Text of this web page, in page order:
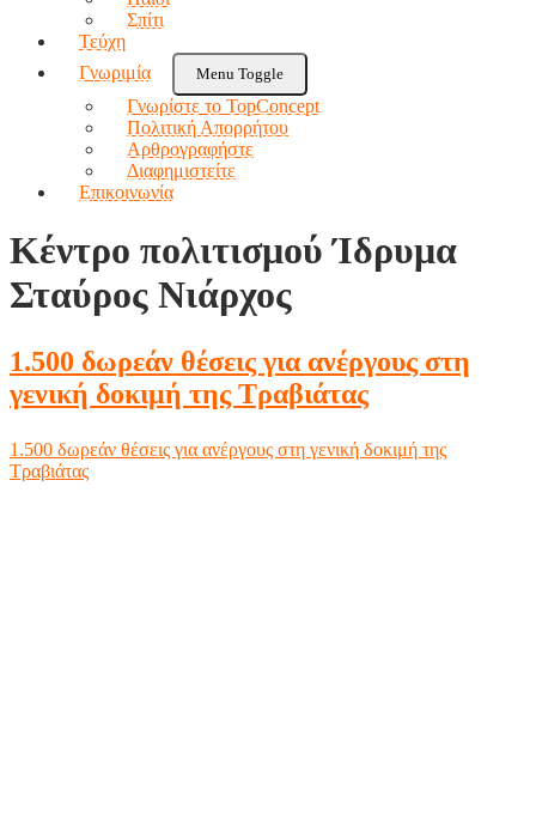
Σπίτι
Τεύχη
Γνωριμία
Menu Toggle
Γνωρίστε το TopConcept
Πολιτική Απορρήτου
Αρθρογραφήστε
Διαφημιστείτε
Επικοινωνία
Κέντρο πολιτισμού Ίδρυμα
Σταύρος Νιάρχος
1.500 δωρεάν θέσεις για ανέργους στη
γενική δοκιμή της Τραβιάτας
1.500 δωρεάν θέσεις για ανέργους στη γενική δοκιμή της
Τραβιάτας